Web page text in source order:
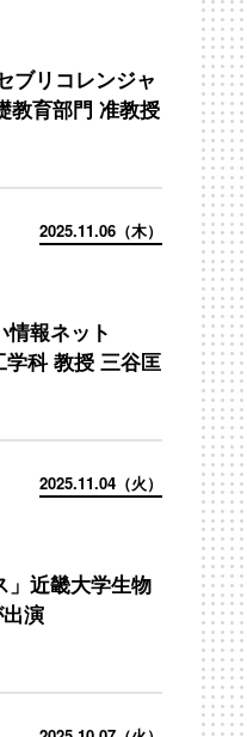
ブリコレンジャ
教育部門 准教授
2025.11.06（木）
情報ネット
科 教授 三谷匡
2025.11.04（火）
」近畿大学生物
演